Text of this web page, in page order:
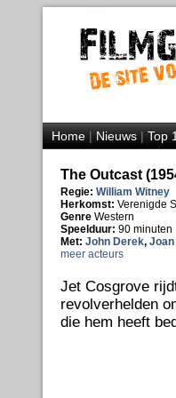
Home|Nieuws|Top
The Outcast
Regie: William Witney
Herkomst: Verenigde
Genre Western
Speelduur: 90 minuten
Met: John Derek, Joan
meer acteurs
Jet Cosgrove
revolverhelden
die hem heeft